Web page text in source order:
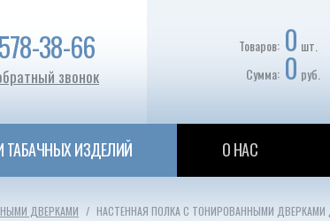
578-38-66
звонок
Товаров: 0 шт.
Сумма: 0 руб.
ТАБАЧНЫХ ИЗДЕЛИЙ О НАС
ДВЕРКАМИ НАСТЕННАЯ ПОЛКА С ТОНИРОВАННЫМИ ДВЕРКАМИ